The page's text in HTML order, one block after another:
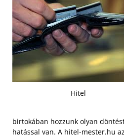
Hitel
birtokában hozzunk olyan
hatással van. A hitel-mester.hu